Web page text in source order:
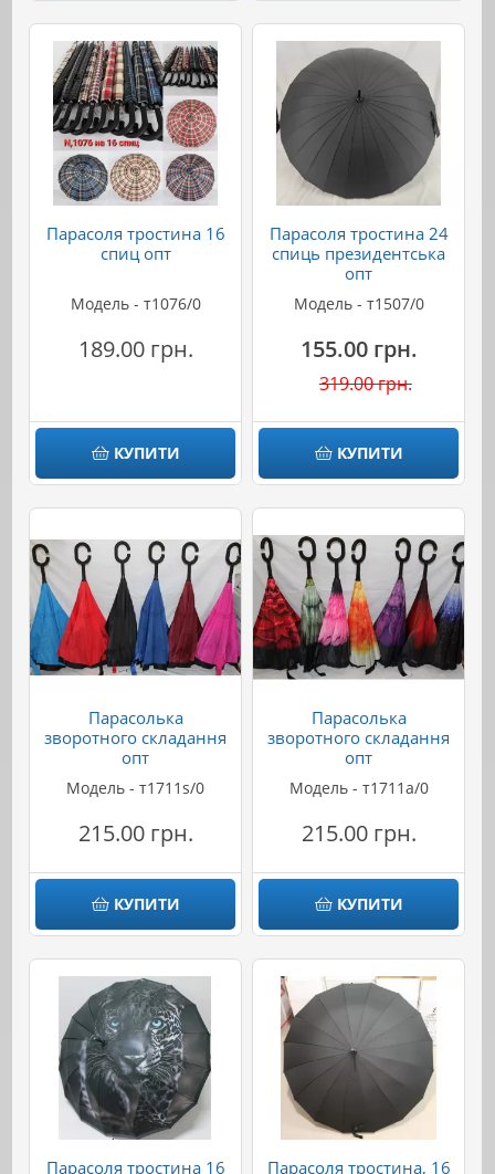
Парасоля тростина 16
спиц опт
Модель - т1076/0
189.00 грн.
КУПИТИ
Парасоля тростина 24
спиць президентська
опт
Модель - т1507/0
155.00 грн.
319.00 грн.
КУПИТИ
Парасолька
зворотного складання
опт
Модель - т1711s/0
215.00 грн.
КУПИТИ
Парасолька
зворотного складання
опт
Модель - т1711а/0
215.00 грн.
КУПИТИ
Парасоля тростина 16 Парасоля тростина, 16